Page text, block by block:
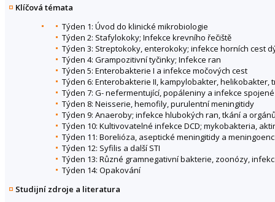
Klíčová témata
Týden 1: Úvod do klinické mikrobiologie
Týden 2: Stafylokoky; Infekce krevního řečiště
Týden 3: Streptokoky, enterokoky; infekce horních cest
Týden 4: Grampozitivní tyčinky; Infekce ran
Týden 5: Enterobakterie I a infekce močových cest
Týden 6: Enterobakterie II, kampylobakter, helikobakter,
Týden 7: G- nefermentující, popáleniny a infekce
Týden 8: Neisserie, hemofily, purulentní meningitidy
Týden 9: Anaeroby; infekce hlubokých ran, tkání a
Týden 10: Kultivovatelné infekce DCD; mykobakteria,
Týden 11: Borelióza, aseptické meningitidy a
Týden 12: Syfilis a další STI
Týden 13: Různé gramnegativní bakterie, zoonózy,
Týden 14: Opakování
Studijní zdroje a literatura